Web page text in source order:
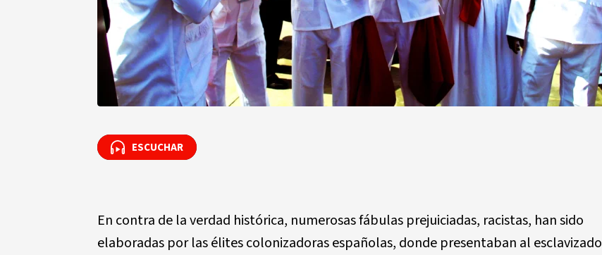
ESCUCHAR
ESCUCHAR
En contra de la verdad histórica, numerosas fábulas prejuiciadas, racistas, han sido
elaboradas por las élites colonizadoras españolas, donde presentaban al esclavizado